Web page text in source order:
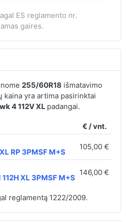
ES reglamento nr.
gaires.
255/60R18 išmatavimo
kaina yra artima pasirinktai
4 112V XL padangai.
€ / vnt.
RP 3PMSF M+S
105,00 €
XL 3PMSF M+S
146,00 €
reglamentą 1222/2009.